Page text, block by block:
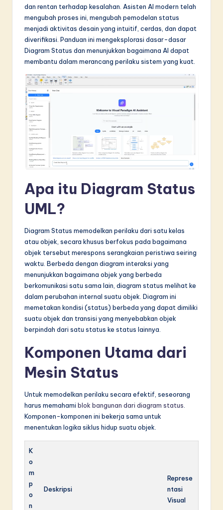
w
dan rentan terhadap kesalahan. Asisten AI modern telah
mengubah proses ini, mengubah pemodelan status
menjadi aktivitas desain yang intuitif, cerdas, dan dapat
diverifikasi. Panduan ini mengeksplorasi dasar-dasar
Diagram Status dan menunjukkan bagaimana AI dapat
membantu dalam merancang perilaku sistem yang kuat.
Apa itu Diagram Status
UML?
Diagram Status memodelkan perilaku dari satu kelas
atau objek, secara khusus berfokus pada bagaimana
objek tersebut merespons serangkaian peristiwa seiring
waktu. Berbeda dengan diagram interaksi yang
menunjukkan bagaimana objek yang berbeda
berkomunikasi satu sama lain, diagram status melihat ke
dalam perubahan internal suatu objek. Diagram ini
memetakan kondisi (status) berbeda yang dapat dimiliki
suatu objek dan transisi yang menyebabkan objek
berpindah dari satu status ke status lainnya.
Komponen Utama dari
Mesin Status
Untuk memodelkan perilaku secara efektif, seseorang
harus memahami blok bangunan dari diagram status
Komponen-komponen ini bekerja sama untuk
menentukan logika siklus hidup suatu objek.
K
o
m
p
o
n
Deskripsi
Represe
ntasi
Visual